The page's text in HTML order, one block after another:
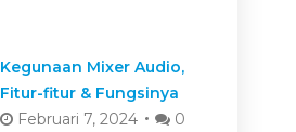
Kegunaan Mixer Audio,
Fitur-fitur & Fungsinya
Februari 7, 2024
0